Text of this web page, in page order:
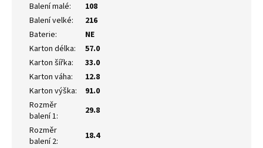
Balení malé:
108
Balení velké:
216
Baterie:
NE
Karton délka:
57.0
Karton šířka:
33.0
Karton váha:
12.8
Karton výška:
91.0
Rozměr
balení 1:
29.8
Rozměr
balení 2:
18.4